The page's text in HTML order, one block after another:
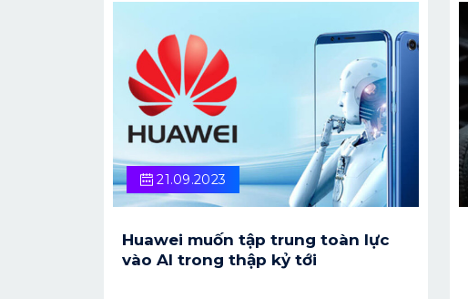
21.09.2023
Huawei muốn tập trung toàn lực
vào AI trong thập kỷ tới